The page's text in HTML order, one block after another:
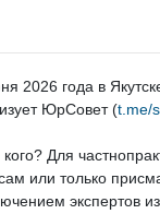
2026 года в
ЮрСовет (t.me/
Для
или только
экспертов